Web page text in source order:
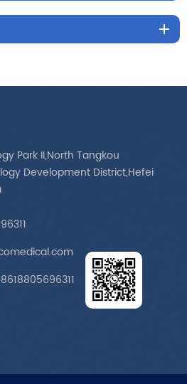
Park II,North Tangkou
Development District,Hefei